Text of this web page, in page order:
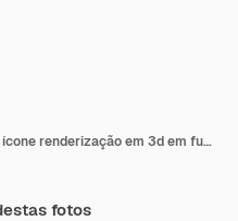
Frango frito comida e bebida ícone renderização em 3d em fundo isolado
fotos